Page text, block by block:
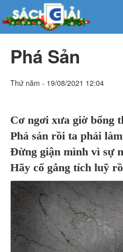
Phá Sản
Thứ năm - 19/08/2021 12:04
Cơ ngơi xưa giờ bổng
Phá sản rồi ta phải
Đừng giận mình vì sự
Hãy cố gắng tích luỹ